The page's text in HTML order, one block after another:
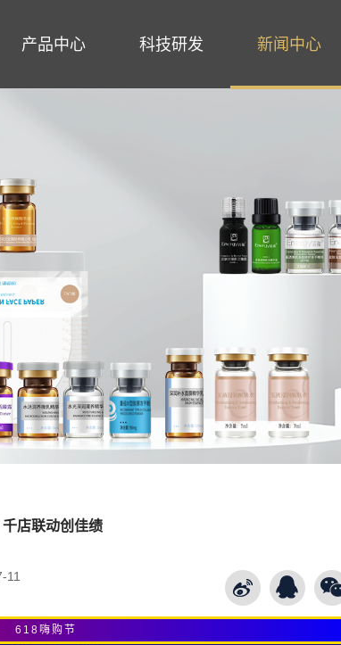
产品中心 科技研发 新闻中心
店联动创佳绩
11
嗨购节